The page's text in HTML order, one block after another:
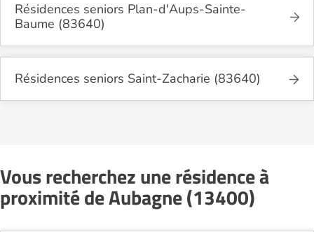
Résidences seniors Plan-d'Aups-Sainte-
Baume (83640)
Résidences seniors Saint-Zacharie (83640)
Vous recherchez une résidence à
proximité de Aubagne (13400)